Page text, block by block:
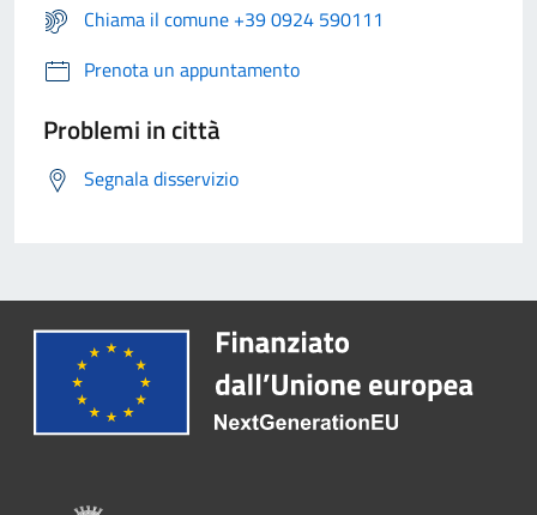
Chiama il comune +39 0924 590111
Prenota un appuntamento
Problemi in città
Segnala disservizio